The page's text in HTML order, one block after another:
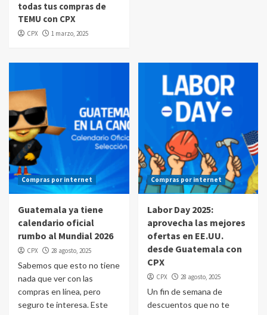
todas tus compras de
TEMU con CPX
CPX 1 marzo, 2025
Compras por internet
Guatemala ya tiene
calendario oficial
rumbo al Mundial 2026
CPX 28 agosto, 2025
Sabemos que esto no tiene
nada que ver con las
compras en línea, pero
seguro te interesa. Este
Compras por internet
Labor Day 2025:
aprovecha las mejores
ofertas en EE.UU.
desde Guatemala con
CPX
CPX 28 agosto, 2025
Un fin de semana de
descuentos que no te